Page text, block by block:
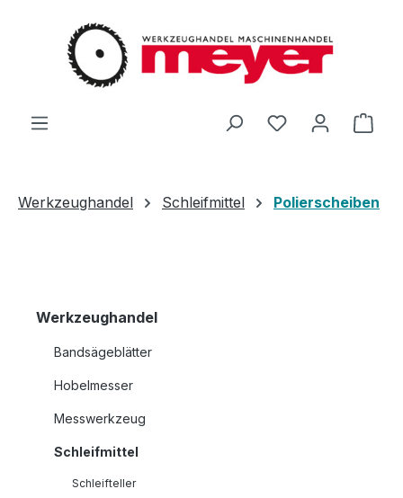
Zum Hauptinhalt springen
Du hast 0
Werkzeughandel Schleifmittel Polierscheiben
Werkzeughandel
Bandsägeblätter
Hobelmesser
Messwerkzeug
Schleifmittel
Schleifteller